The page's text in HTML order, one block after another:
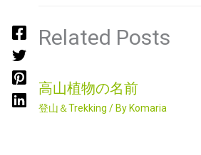
Related Posts
高山植物の名前
登山＆Trekking / By Komaria